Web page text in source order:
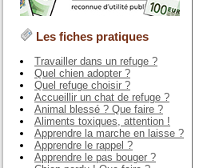
Les fiches pratiques
Travailler dans un refuge ?
Quel chien adopter ?
Quel refuge choisir ?
Accueillir un chat de refuge ?
Animal blessé ? Que faire ?
Aliments toxiques, attention !
Apprendre la marche en laisse ?
Apprendre le rappel ?
Apprendre le pas bouger ?